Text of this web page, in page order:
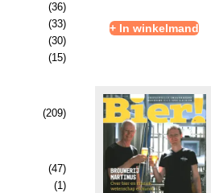
(36)
(33)
(30)
(15)
(209)
(47)
(1)
+ In winkelmand